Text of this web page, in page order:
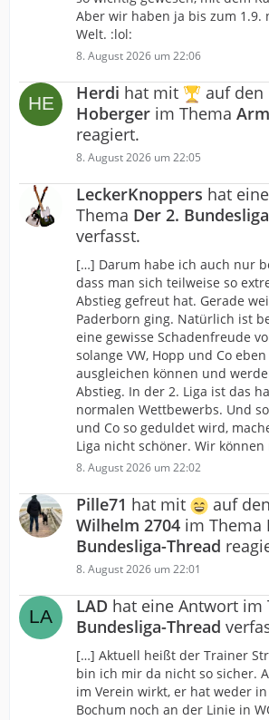
Aber wir haben ja bis zum 1.9.
Welt. :lol:
8. August 2026 um 22:06
Herdi hat mit
auf den
Hoberger im Thema
reagiert.
8. August 2026 um 22:05
LeckerKnoppers hat
Thema Der 2.
verfasst.
[…] Darum habe ich auch nur
dass man sich teilweise so
Abstieg gefreut hat. Gerade
Paderborn ging. Natürlich ist
eine gewisse Schadenfreude
solange VW, Hopp und Co
ausgleichen können und
Abstieg. In der 2. Liga ist das
normalen Wettbewerbs. Und
und Co so geduldet wird,
Liga nicht schöner. Wir
8. August 2026 um 22:02
Pille71 hat mit
auf
Wilhelm 2704 im Thema
Bundesliga-Thread
8. August 2026 um 22:01
LAD hat eine Antwort im
Bundesliga-Thread
[…] Aktuell heißt der Trainer
bin ich mir da nicht so sicher.
im Verein wirkt, er hat weder
Bochum noch an der Linie in